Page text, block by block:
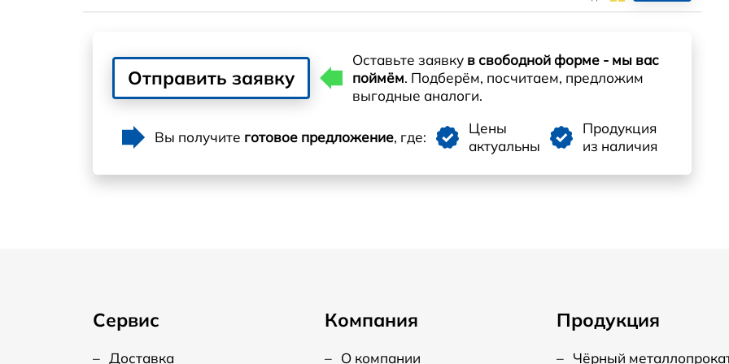
Отправить заявку
Оставьте заявку в свободной форме - мы вас
поймём. Подберём, посчитаем, предложим
выгодные аналоги.
Вы получите готовое предложение, где:
Цены
актуальны
Продукция
из наличия
Сервис
– Доставка
Компания
– О компании
Продукция
– Чёрный